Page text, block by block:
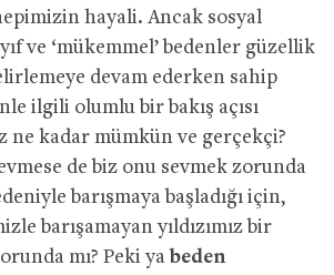
hayali. Ancak sosyal
ve ‘mükemmel’ bedenler güzellik
devam ederken sahip
ilgili olumlu bir bakış açısı
ne kadar mümkün ve gerçekçi?
de biz onu sevmek zorunda
barışmaya başladığı için,
barışamayan yıldızımız bir
mı? Peki ya beden